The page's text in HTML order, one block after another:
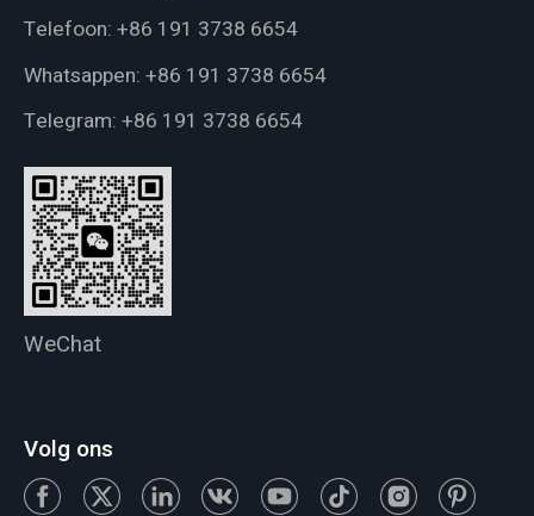
Telefoon: +86 191 3738 6654
Whatsappen: +86 191 3738 6654
Telegram: +86 191 3738 6654
WeChat
Volg ons